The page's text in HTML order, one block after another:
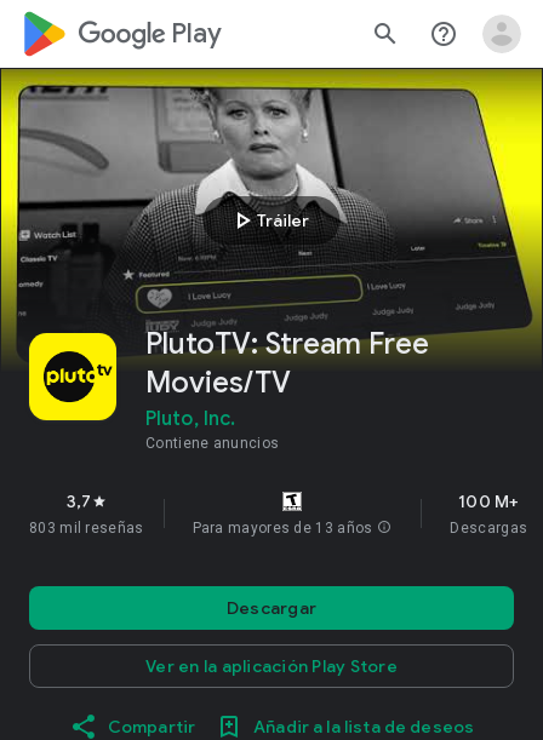
google_logo Play search help_outline
play_arrowTráiler
PlutoTV: Stream Free
Movies/TV
Pluto, Inc.
Contiene anuncios
3,7 star
803 mil reseñas Para mayores de 13 años info
100 M+
Descargas
Descargar
Ver en la aplicación Play Store
Compartir Añadir a la lista de deseos